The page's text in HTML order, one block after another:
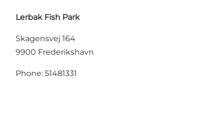
Lerbak Fish Park
Skagensvej 164
9900 Frederikshavn
Phone: 51481331